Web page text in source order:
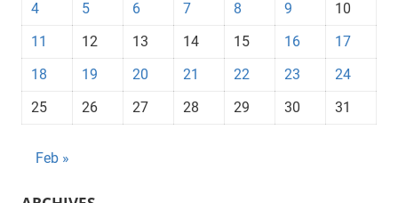
4
5 6 7 8 9
10
11
12 13 14 15 16
17
18
19 20 21 22 23
24
25
26 27 28 29 30 31
Feb »